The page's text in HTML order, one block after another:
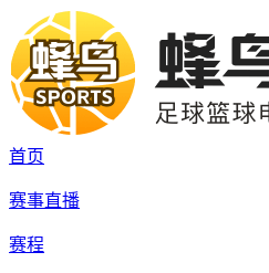
首页
赛事直播
赛程